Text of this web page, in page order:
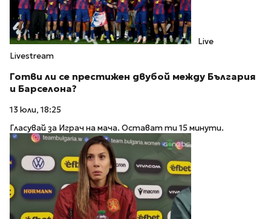
Live
Livestream
Готви ли се престижен двубой между България
и Барселона?
13 юли, 18:25
Гласувай за Играч на мача. Остават ти 15 минути.